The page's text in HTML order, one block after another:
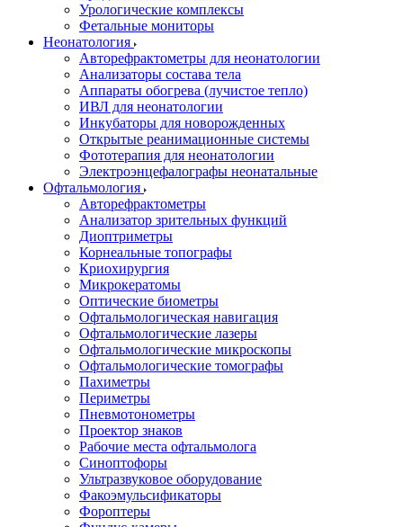
Урологические комплексы
Фетальные мониторы
Неонатология
Авторефрактометры для неонатологии
Анализаторы состава тела
Аппараты обогрева (лучистое тепло)
ИВЛ для неонатологии
Инкубаторы для новорожденных
Открытые реанимационные системы
Фототерапия для неонатологии
Электроэнцефалографы неонатальные
Офтальмология
Авторефрактометры
Анализатор зрительных функций
Диоптриметры
Корнеальные топографы
Криохирургия
Микрокератомы
Оптические биометры
Офтальмологическая навигация
Офтальмологические лазеры
Офтальмологические микроскопы
Офтальмологические томографы
Пахиметры
Периметры
Пневмотонометры
Проектор знаков
Рабочие места офтальмолога
Синоптофоры
Ультразвуковое оборудование
Факоэмульсификаторы
Фороптеры